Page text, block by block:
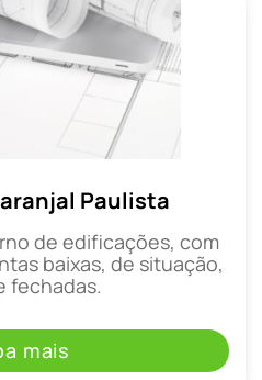
Paulista
de edificações, com
baixas, de situação,
fechadas.
mais